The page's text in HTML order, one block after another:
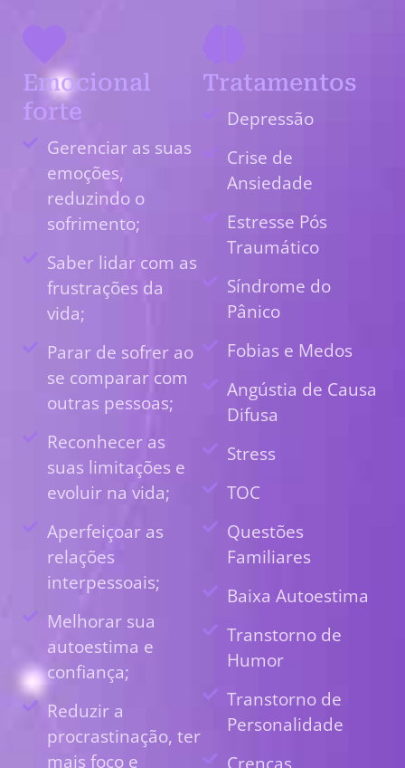
Emocional
forte
Gerenciar as suas
emoções,
reduzindo o
sofrimento;
Saber lidar com as
frustrações da
vida;
Parar de sofrer ao
se comparar com
outras pessoas;
Reconhecer as
suas limitações e
evoluir na vida;
Aperfeiçoar as
relações
interpessoais;
Melhorar sua
autoestima e
confiança;
Reduzir a
procrastinação, ter
mais foco e
Tratamentos
Depressão
Crise de
Ansiedade
Estresse Pós
Traumático
Síndrome do
Pânico
Fobias e Medos
Angústia de Causa
Difusa
Stress
TOC
Questões
Familiares
Baixa Autoestima
Transtorno de
Humor
Transtorno de
Personalidade